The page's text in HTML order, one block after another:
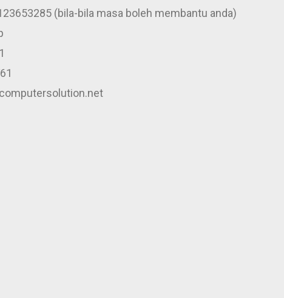
(bila-bila masa boleh membantu anda)